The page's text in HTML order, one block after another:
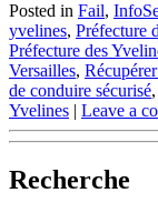
Posted in Fail,
yvelines, Préfecture
Préfecture des
Versailles,
de conduire sécurisé,
Yvelines | Leave a
Recherche